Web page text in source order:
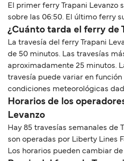
El primer ferry Trapani Levanzo
sobre las 06:50. El último ferry
¿Cuánto tarda el ferry de
La travesía del ferry Trapani
de 50 minutos. Las travesías
aproximadamente 25 minutos.
travesía puede variar en
condiciones meteorológicas
Horarios de los
Levanzo
Hay 85 travesías semanales de
son operadas por Liberty Lines
Los horarios pueden cambiar